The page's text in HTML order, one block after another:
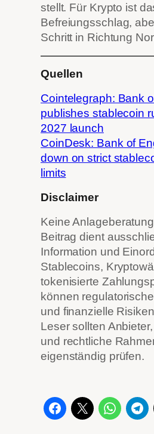
stellt. Für Krypto ist
Befreiungsschlag,
Schritt in Richtung
Quellen
Cointelegraph: Bank
publishes stablecoin
2027 launch
CoinDesk: Bank of
down on strict
limits
Disclaimer
Keine
Beitrag dient
Information und
Stablecoins,
tokenisierte
können
und finanzielle
Leser sollten
und rechtliche
eigenständig prüfen.